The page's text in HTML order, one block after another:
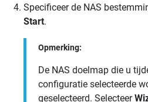
Specificeer de NAS
Start.
Opmerking:
De NAS doelmap die u
configuratie selecteerde
geselecteerd. Selecteer